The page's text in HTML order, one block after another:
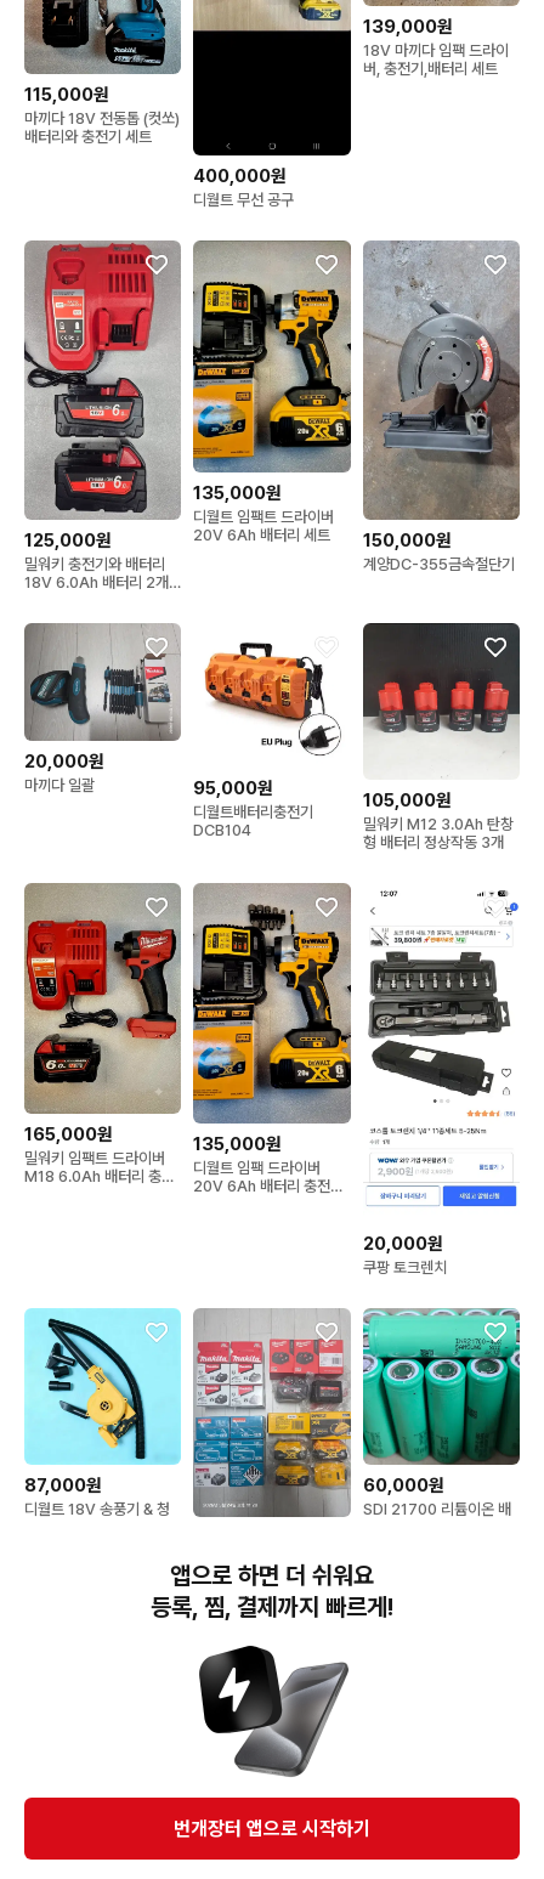
115,000원
마끼다 18V 전동톱 (컷쏘)
배터리와 충전기 세트
400,000원
디월트 무선 공구
139,000원
18V 마끼다 임팩 드라이
버, 충전기,배터리 세트
125,000원
밀워키 충전기와 배터리
18V 6.0Ah 배터리 2개
135,000원
디월트 임팩트 드라이버
20V 6Ah 배터리 세트
150,000원
계양DC-355금속절단기
20,000원
마끼다 일괄 95,000원
디월트배터리충전기
DCB104
105,000원
밀워키 M12 3.0Ah 탄창
형 배터리 정상작동 3개
165,000원
밀워키 임팩트 드라이버
M18 6.0Ah 배터리 충전
135,000원
디월트 임팩 드라이버
20V 6Ah 배터리 충전기
20,000원
쿠팡 토크렌치
87,000원
디월트 18V 송풍기 & 청
디월트 정품 배터리 5.0
국내정발정품
60,000원
SDI 21700 리튬이온 배
번개장터(주) 사업자정보, 이용약관 및 기타 법적고지
번개장터㈜는 통신판매중개자이며, 통신판매의 당사자가 아닙니다. 전자상거래 등에서의
소비자보호에 관한 법률 등 관련 법령 및 번개장터㈜의 약관에 따라 상품, 상품정보, 거래에 관한 책임은
개별 판매자에게 귀속하고, 번개장터㈜는 원칙적으로 회원간 거래에 대하여 책임을 지지 않습니다.
다만, 번개장터㈜가 직접 판매하는 상품에 대한 책임은 번개장터㈜에게 귀속합니다.
APP 다운로드
앱으로 하면 더 쉬워요
등록, 찜, 결제까지 빠르게!
번개장터 앱으로 시작하기